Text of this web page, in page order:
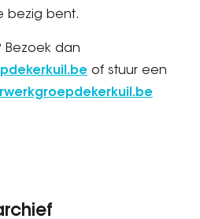
bezig bent.
Bezoek dan
of stuur een